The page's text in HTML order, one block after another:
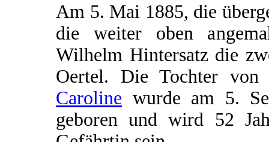
Am 5. Mai 1885, die
die weiter oben
Wilhelm Hintersatz die
Oertel. Die Tochter
Caroline wurde am 5.
geboren und wird 52